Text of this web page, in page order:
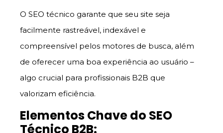
O SEO técnico garante que seu site seja
facilmente rastreável, indexável e
compreensível pelos motores de busca, além
de oferecer uma boa experiência ao usuário –
algo crucial para profissionais B2B que
valorizam eficiência.
Elementos Chave do SEO
Técnico B2B: